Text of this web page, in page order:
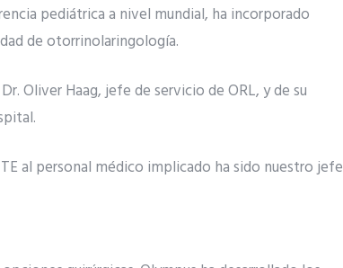
pediátrica a nivel mundial, ha incorporado
de otorrinolaringología.
Oliver Haag, jefe de servicio de ORL, y de su
al personal médico implicado ha sido nuestro jefe